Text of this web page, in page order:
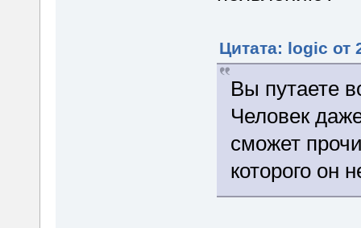
Цитата: logic от
Вы путаете
Человек
сможет
которого он